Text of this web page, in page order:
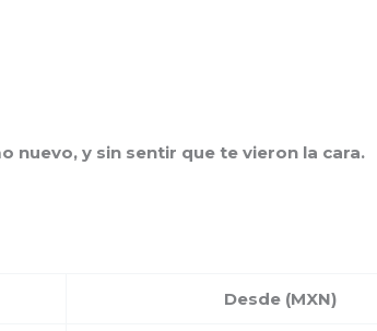
nuevo, y sin sentir que te vieron la cara.
Desde (MXN)